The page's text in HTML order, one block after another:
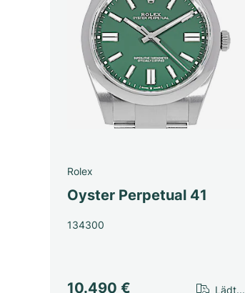
Rolex
Oyster Perpetual 41
134300
10.490 € Lädt...